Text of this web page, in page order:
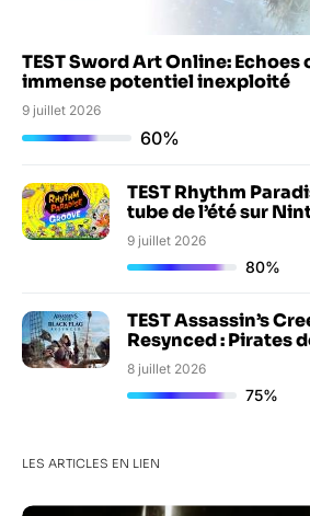
TEST Sword Art Online: Echoes
immense potentiel inexploité
9 juillet 2026
60%
TEST Rhythm
tube de l’été sur
9 juillet 2026
80%
TEST Assassin’s
Resynced : Pirates
8 juillet 2026
75%
LES ARTICLES EN LIEN